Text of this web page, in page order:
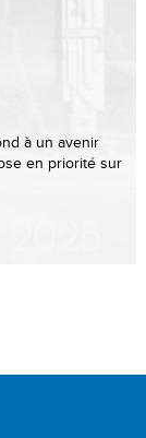
à un avenir
en priorité sur